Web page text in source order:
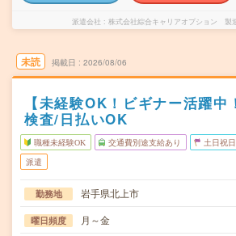
派遣会社 株式会社綜合キャリアオプション 製
未読 掲載日 2026/08/06
【未経験OK！ビギナー活躍中
検査/日払いOK
職種未経験OK 交通費別途支給あり 土日祝
派遣
勤務地 岩手県北上市
曜日頻度 月～金